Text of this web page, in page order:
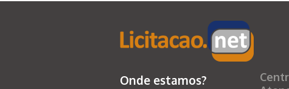
Onde estamos?